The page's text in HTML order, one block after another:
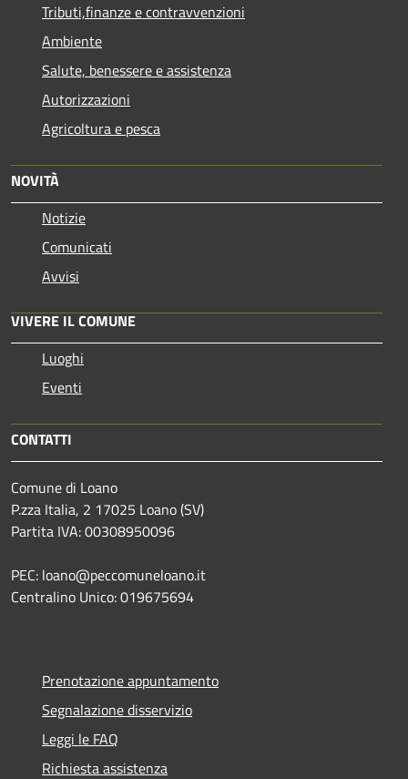
Tributi,finanze e contravvenzioni
Ambiente
Salute, benessere e assistenza
Autorizzazioni
Agricoltura e pesca
NOVITÀ
Notizie
Comunicati
Avvisi
VIVERE IL COMUNE
Luoghi
Eventi
CONTATTI
Comune di Loano
P.zza Italia, 2 17025 Loano (SV)
Partita IVA: 00308950096
PEC: loano@peccomuneloano.it
Centralino Unico: 019675694
Prenotazione appuntamento
Segnalazione disservizio
Leggi le FAQ
Richiesta assistenza